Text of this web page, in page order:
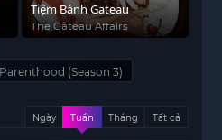
Tiệm Bánh Gateau
The Gâteau Affairs
Parenthood (Season 3)
Ngày Tuần Tháng Tất cả